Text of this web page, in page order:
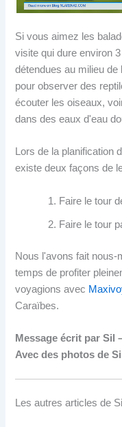
Si vous aimez les
visite qui dure environ
détendues au milieu
pour observer des
écouter les oiseaux,
dans des eaux d'eau
Lors de la planification
existe deux façons de
Faire le tour
Faire le tour
Nous l'avons fait
temps de profiter
voyagions avec
Caraïbes.
Message écrit par Sil
Avec des photos de
Les autres articles de